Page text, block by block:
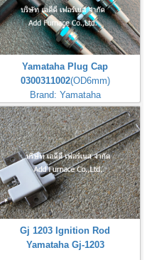
Yamataha Plug Cap
0300311002(OD6mm)
Brand: Yamataha
หัวจุ๊บสำหรับต่อกับหัวเทียนจุดไฟ
Gj 1203 Ignition Rod
Yamataha Gj-1203